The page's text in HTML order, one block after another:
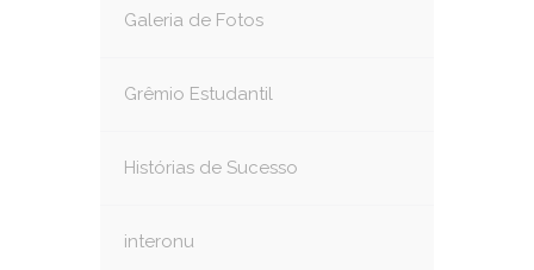
Galeria de Fotos
Grêmio Estudantil
Histórias de Sucesso
interonu